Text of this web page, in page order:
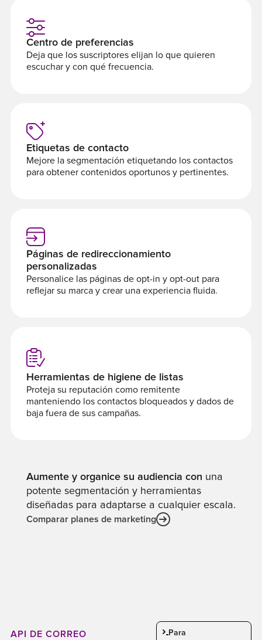
Centro de preferencias
Deja que los suscriptores elijan lo que quieren
escuchar y con qué frecuencia.
Etiquetas de contacto
Mejore la segmentación etiquetando los contactos
para obtener contenidos oportunos y pertinentes.
Páginas de redireccionamiento
personalizadas
Personalice las páginas de opt-in y opt-out para
reflejar su marca y crear una experiencia fluida.
Herramientas de higiene de listas
Proteja su reputación como remitente
manteniendo los contactos bloqueados y dados de
baja fuera de sus campañas.
Aumente y organice su audiencia con una
potente segmentación y herramientas
diseñadas para adaptarse a cualquier escala.
Comparar planes de marketing
API DE CORREO
Para